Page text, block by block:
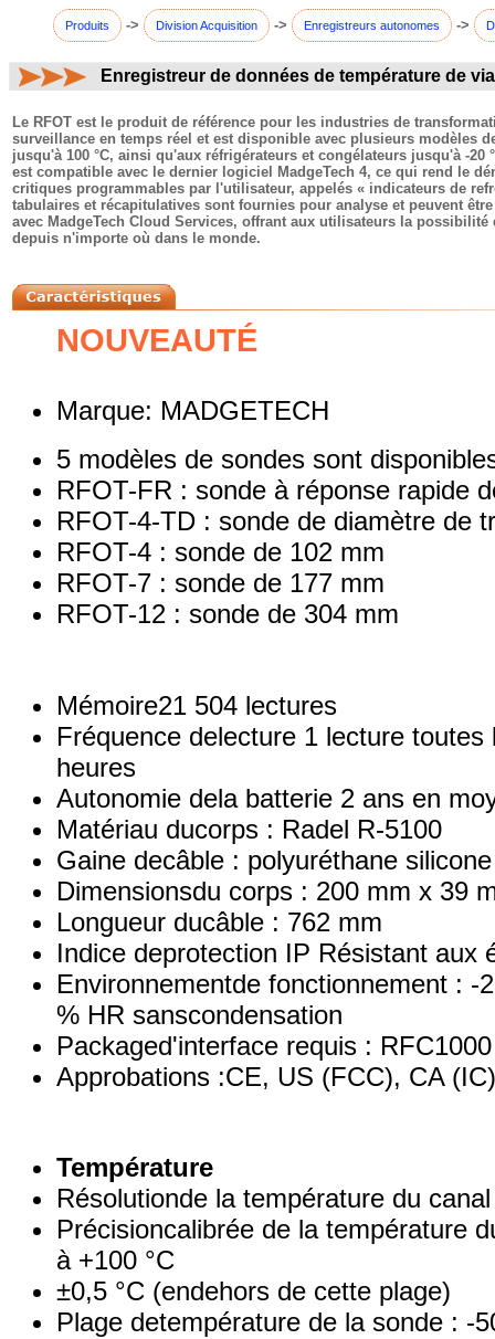
Produits -> Division Acquisition -> Enregistreurs autonomes ->
Enregistreur de données de température de
Le RFOT est le produit de référence pour les industries de
surveillance en temps réel et est disponible avec plusieurs modèles
jusqu'à 100 °C, ainsi qu'aux réfrigérateurs et congélateurs jusqu'à -
est compatible avec le dernier logiciel MadgeTech 4, ce qui rend le
critiques programmables par l'utilisateur, appelés « indicateurs de
tabulaires et récapitulatives sont fournies pour analyse et peuvent
avec MadgeTech Cloud Services, offrant aux utilisateurs la
depuis n'importe où dans le monde.
NOUVEAUTÉ
Marque: MADGETECH
5 modèles de sondes sont
RFOT-FR : sonde à réponse rapide
RFOT-4-TD : sonde de diamètre de
RFOT-4 : sonde de 102 mm
RFOT-7 : sonde de 177 mm
RFOT-12 : sonde de 304 mm
Mémoire21 504 lectures
Fréquence delecture 1 lecture
heures
Autonomie dela batterie 2 ans en
Matériau ducorps : Radel R-5100
Gaine decâble : polyuréthane silicone
Dimensionsdu corps : 200 mm x 39
Longueur ducâble : 762 mm
Indice deprotection IP Résistant aux
Environnementde fonctionnement : -
% HR sanscondensation
Packaged'interface requis : RFC1000
Approbations :CE, US (FCC), CA (IC)
Température
Résolutionde la température du
Précisioncalibrée de la température
à +100 °C
±0,5 °C (endehors de cette plage)
Plage detempérature de la sonde : -